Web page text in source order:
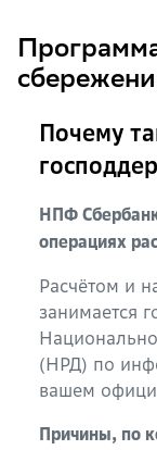
Почему
НПФ
операциях
Расчётом и
занимается
(НРД) по
вашем
Причины, по